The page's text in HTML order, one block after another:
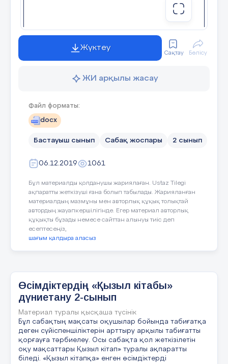
Өсімдік –тірі ақза. Оларда мөлшерлі уақыт
Біржылдық екіжылдық көпжылдық
Біржылдық өсімдіктер: бидай, күнбағыс,
Көпжылдық өсімдіктер: емен, қайың,
Өсімдік
Жүктеу
Сақтау Бөлісу
ЖИ арқылы жасау
Файл форматы:
docx
Бастауыш сынып Сабақ жоспары 2 сынып
06.12.2019 1061
Бұл материалды қолданушы жариялаған. Ustaz Tilegi
ақпаратты жеткізуші ғана болып табылады. Жарияланған
материалдың мазмұны мен авторлық құқық толықтай
автордың жауапкершілігінде. Егер материал авторлық
құқықты бұзады немесе сайттан алынуы тиіс деп
есептесеңіз,
шағым қалдыра аласыз
Өсімдіктердің «Қызыл кітабы»
дүниетану 2-сынып
Материал туралы қысқаша түсінік
Бұл сабақтың мақсаты оқушылар бойында табиғатқа
деген сүйіспеншіліктерін арттыру арқылы табиғатты
қорғауға тәрбиелеу. Осы сабақта қол жеткізілетін
оқу мақсаттары Қызыл кітап» туралы ақпаратты
біледі. «Қызыл кітапқа» енген өсімдіктерді